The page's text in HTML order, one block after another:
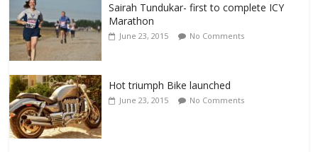
Sairah Tundukar- first to complete ICY
Marathon
June 23, 2015 No Comments
Hot triumph Bike launched
June 23, 2015 No Comments